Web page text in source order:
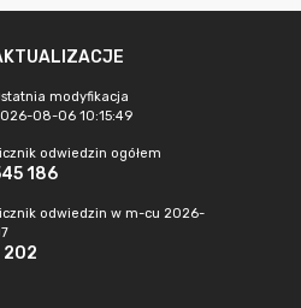
modyfikacja
08-06 10:15:49
odwiedzin ogółem
186
odwiedzin w m-cu 2026-
202